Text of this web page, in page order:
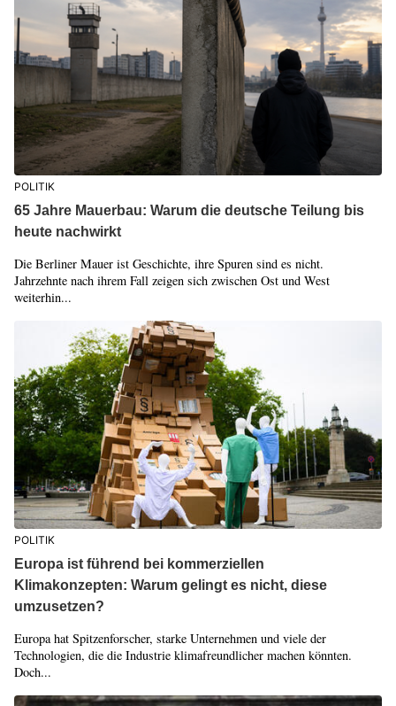
POLITIK
65 Jahre Mauerbau: Warum die deutsche Teilung bis
heute nachwirkt
Die Berliner Mauer ist Geschichte, ihre Spuren sind es nicht.
Jahrzehnte nach ihrem Fall zeigen sich zwischen Ost und West
weiterhin...
POLITIK
Europa ist führend bei kommerziellen
Klimakonzepten: Warum gelingt es nicht, diese
umzusetzen?
Europa hat Spitzenforscher, starke Unternehmen und viele der
Technologien, die die Industrie klimafreundlicher machen könnten.
Doch...